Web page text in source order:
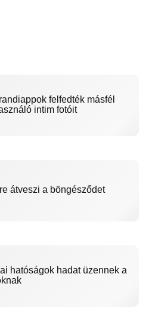
felfedték másfél
intim fotóit
átveszi a böngésződet
hatóságok hadat üzennek a